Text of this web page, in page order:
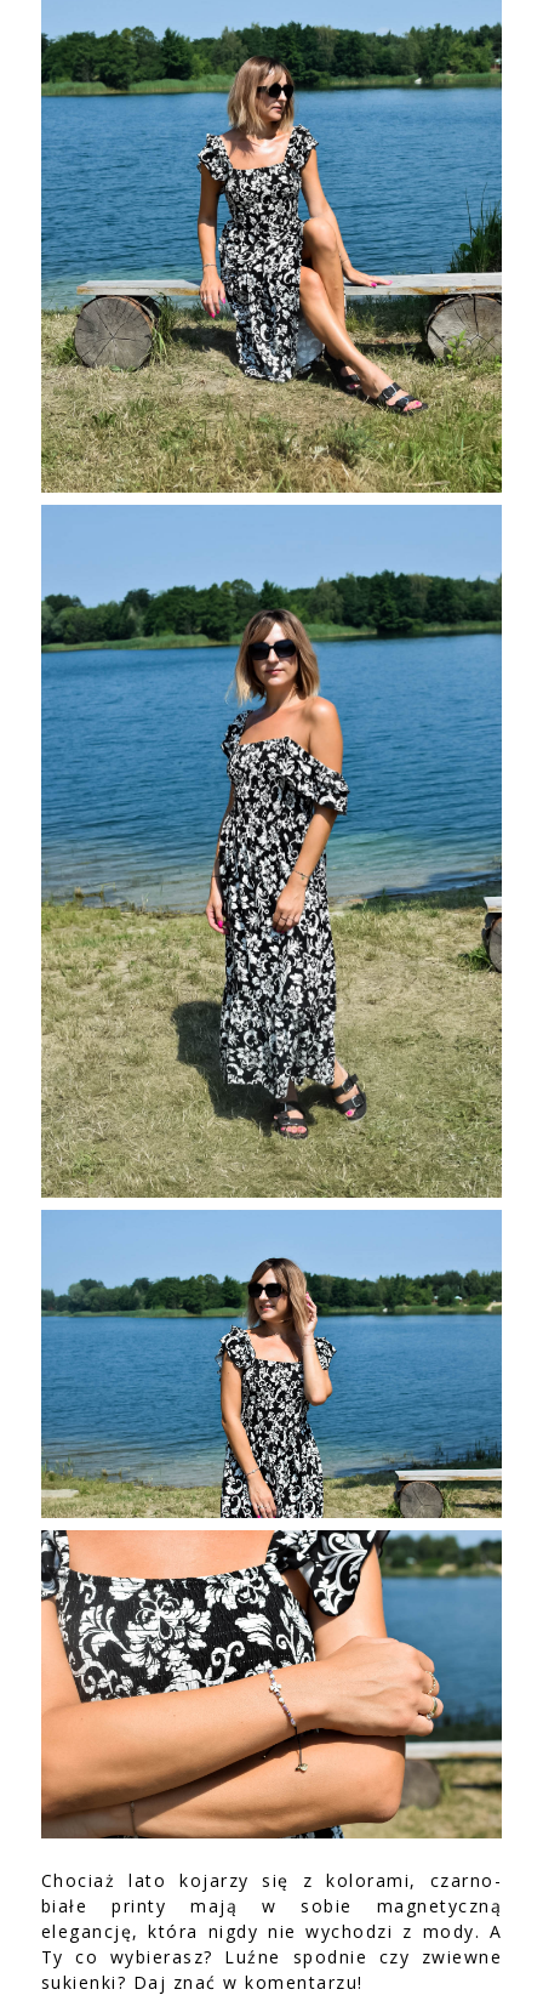
Chociaż lato kojarzy się z kolorami, czarno-
białe printy mają w sobie magnetyczną
elegancję, która nigdy nie wychodzi z mody. A
Ty co wybierasz? Luźne spodnie czy zwiewne
sukienki? Daj znać w komentarzu!